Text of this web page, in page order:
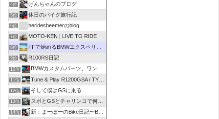
4位 げんちゃんのブログ
5位 休日のバイク旅行記
6位 heridesbeemerのblog
7位 MOTO-KEN | LIVE TO RIDE
8位 FFで始めるBMWエクスペリエンス
9位 R100RS日記
10位 BMWカスタムパーツ、ワンオフマフラーのR-sty
11位 Tune & Play R1200GSA / TYPE R
12位 そして僕はGSに乗る
13位 スポとGSとチャリンコで何処いこう！
14位 新：まーぼーのBike日記〜BMW R1100RT〜